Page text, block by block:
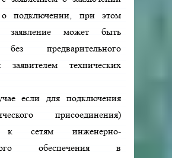
о подключении, при этом
заявление может быть
предварительного
заявителем технических
если для подключения
присоединения)
к сетям инженерно-
обеспечения в